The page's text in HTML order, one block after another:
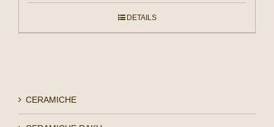
DETAILS
CERAMICHE